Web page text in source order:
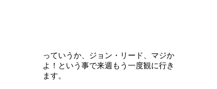
っていうか、ジョン・リード、マジか
よ！という事で来週もう一度観に行き
ます。